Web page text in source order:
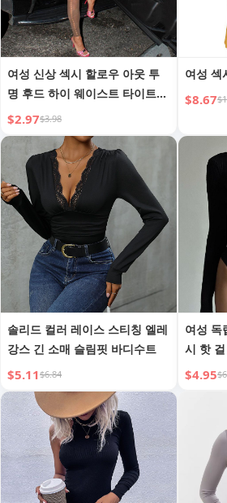
여성 신상 섹시 할로우 아웃 투
명 후드 하이 웨이스트 타이트
니트 원피스 팬츠 바디수트
$2.97$3.98
여성 섹
$8.67
솔리드 컬러 레이스 스티칭 엘레
강스 긴 소매 슬림핏 바디수트
$5.11$6.84
여성 독
시 핫
템퍼먼
$4.95